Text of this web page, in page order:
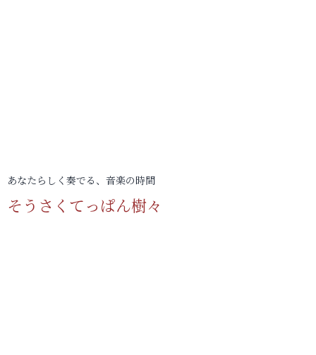
あなたらしく奏でる、音楽の時間
そうさくてっぱん樹々